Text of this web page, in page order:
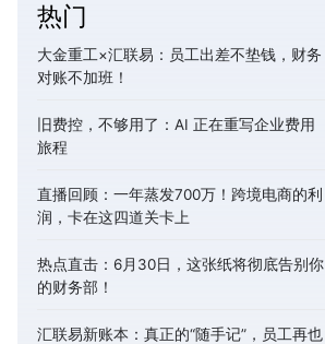
热门
大金重工×汇联易：员工出差不垫钱，财务
对账不加班！
旧费控，不够用了：AI 正在重写企业费用
旅程
直播回顾：一年蒸发700万！跨境电商的利
润，卡在这四道关卡上
热点直击：6月30日，这张纸将彻底告别你
的财务部！
汇联易新账本：真正的“随手记”，员工再也